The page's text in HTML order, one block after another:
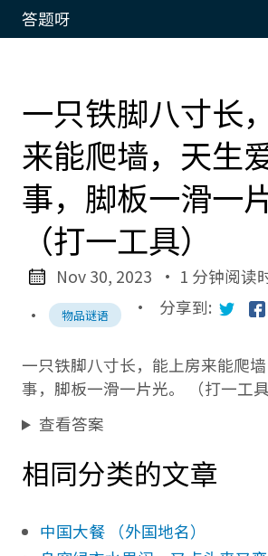
答题呀
一只铁脚八寸长
来能爬墙，天生
事，脚板一滑一
（打一工具）
Nov 30, 2023
· 1 分钟阅读
·
物品谜语 · 分享到:
一只铁脚八寸长，能上房来能爬
事，脚板一滑一片光。 （打一工具
查看答案
相同分类的文章
中国大餐 （外国地名）